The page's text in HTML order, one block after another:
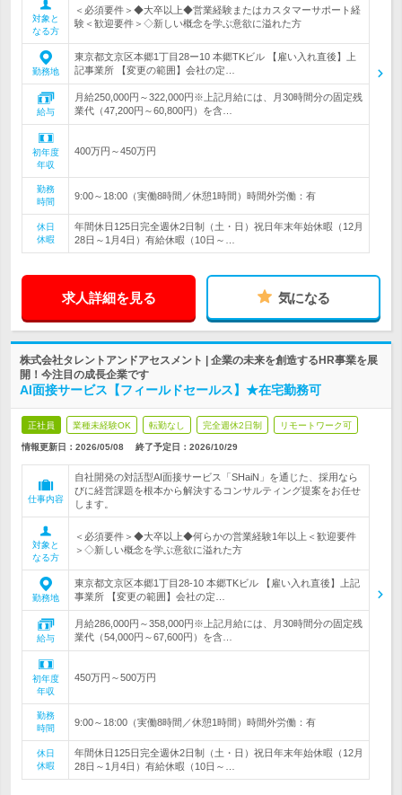
対象と
なる方
＜必須要件＞◆大卒以上◆営業経験またはカスタマーサポート経
験＜歓迎要件＞◇新しい概念を学ぶ意欲に溢れた方
勤務地
東京都文京区本郷1丁目28ー10 本郷TKビル 【雇い入れ直後】上
記事業所 【変更の範囲】会社の定…
給与
月給250,000円～322,000円※上記月給には、月30時間分の固定残
業代（47,200円～60,800円）を含…
初年度
年収
400万円～450万円
勤務
時間
9:00～18:00（実働8時間／休憩1時間）時間外労働：有
休日
休暇
年間休日125日完全週休2日制（土・日）祝日年末年始休暇（12月
28日～1月4日）有給休暇（10日～…
求人詳細を見る 気になる
株式会社タレントアンドアセスメント | 企業の未来を創造するHR事業を展
開！今注目の成長企業です
AI面接サービス【フィールドセールス】★在宅勤務可
正社員 業種未経験OK 転勤なし 完全週休2日制 リモートワーク可
情報更新日：2026/05/08 終了予定日： 2026/10/29
仕事内容
自社開発の対話型AI面接サービス「SHaiN」を通じた、採用なら
びに経営課題を根本から解決するコンサルティング提案をお任せ
します。
対象と
なる方
＜必須要件＞◆大卒以上◆何らかの営業経験1年以上＜歓迎要件
＞◇新しい概念を学ぶ意欲に溢れた方
勤務地
東京都文京区本郷1丁目28-10 本郷TKビル 【雇い入れ直後】上記
事業所 【変更の範囲】会社の定…
給与
月給286,000円～358,000円※上記月給には、月30時間分の固定残
業代（54,000円～67,600円）を含…
初年度
年収
450万円～500万円
勤務
時間
9:00～18:00（実働8時間／休憩1時間）時間外労働：有
休日
休暇
年間休日125日完全週休2日制（土・日）祝日年末年始休暇（12月
28日～1月4日）有給休暇（10日～…